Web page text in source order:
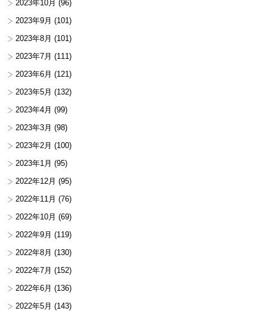
2023年10月 (96)
2023年9月 (101)
2023年8月 (101)
2023年7月 (111)
2023年6月 (121)
2023年5月 (132)
2023年4月 (99)
2023年3月 (98)
2023年2月 (100)
2023年1月 (95)
2022年12月 (95)
2022年11月 (76)
2022年10月 (69)
2022年9月 (119)
2022年8月 (130)
2022年7月 (152)
2022年6月 (136)
2022年5月 (143)